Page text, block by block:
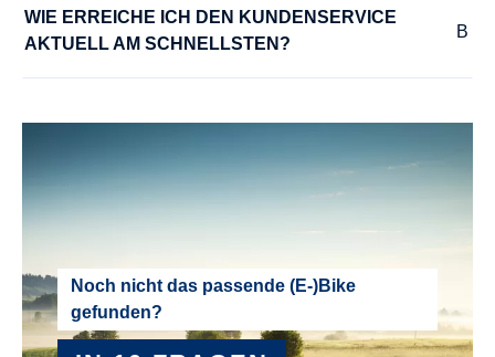
BULLS MTB Pedale
RADGRÖSSE :
27,5"
RAHMEN :
Aluminium
RAHMENGRÖSSE :
41 cm
WIE ERREICHE ICH DEN KUNDENSERVICE
AKTUELL AM SCHNELLSTEN?
Noch nicht das passende (E-)Bike
gefunden?